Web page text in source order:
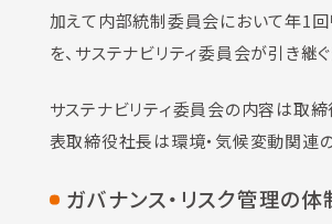
加えて内部統制委員会において年1回
を、サステナビリティ委員会が引き継
サステナビリティ委員会の内容は取
表取締役社長は環境・気候変動関連
ガバナンス・リスク管理の体